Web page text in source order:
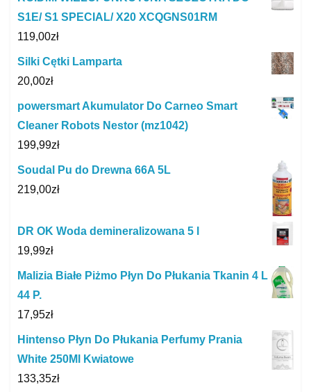
S1E/ S1 SPECIAL/ X20 XCQGNS01RM
119,00zł
Silki Cętki Lamparta
20,00zł
powersmart Akumulator Do Carneo Smart
Cleaner Robots Nestor (mz1042)
199,99zł
Soudal Pu do Drewna 66A 5L
219,00zł
DR OK Woda demineralizowana 5 l
19,99zł
Malizia Białe Piżmo Płyn Do Płukania Tkanin 4 L
44 P.
17,95zł
Hintenso Płyn Do Płukania Perfumy Prania
White 250Ml Kwiatowe
133,35zł